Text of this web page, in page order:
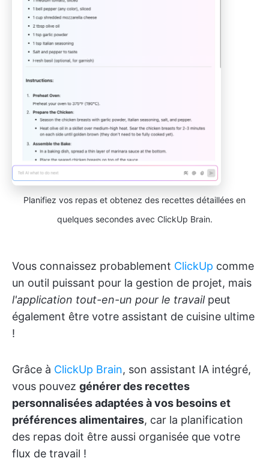
Planifiez vos repas et obtenez des recettes détaillées en
quelques secondes avec ClickUp Brain.
Vous connaissez probablement ClickUp comme
un outil puissant pour la gestion de projet, mais
l'application tout-en-un pour le travailpeut
également être votre assistant de cuisine ultime
!
Grâce à ClickUp Brain, son assistant IA intégré,
vous pouvez générer des recettes
personnalisées adaptées à vos besoins et
préférences alimentaires, car la planification
des repas doit être aussi organisée que votre
flux de travail !